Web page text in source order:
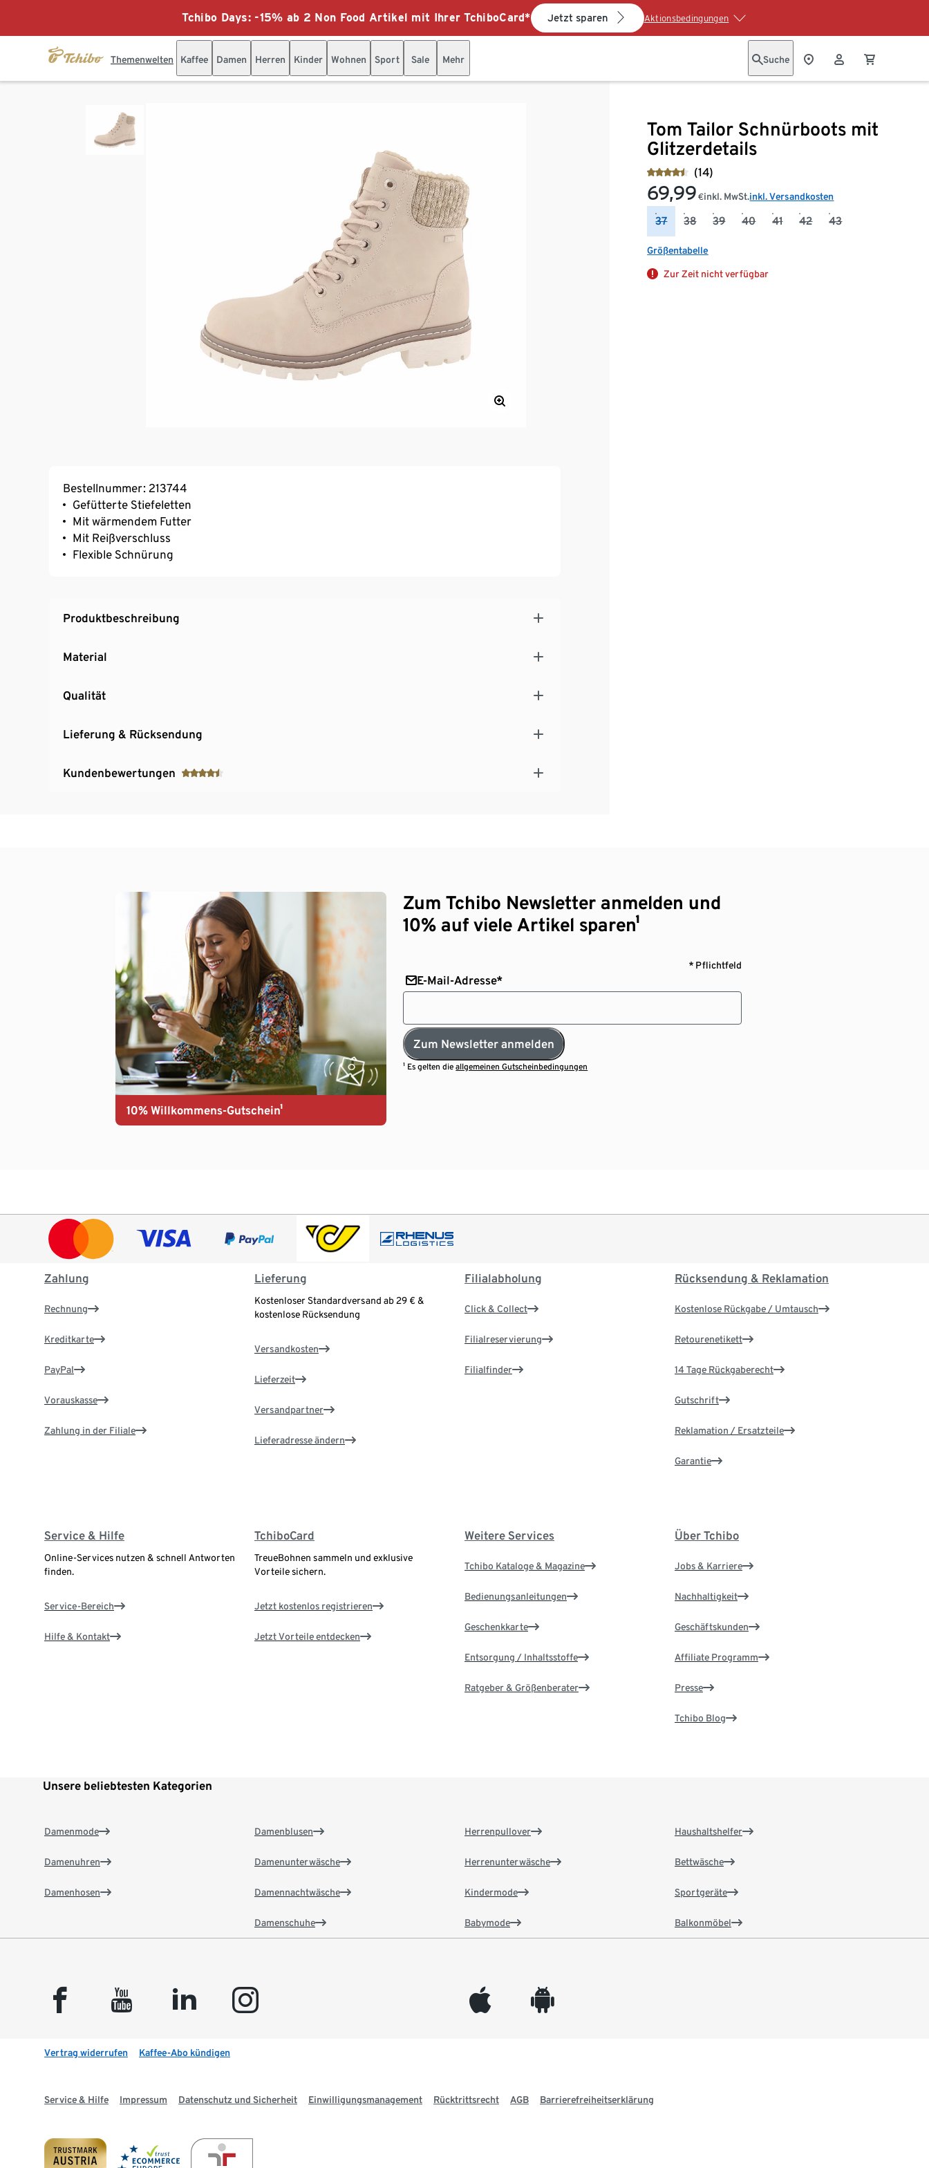
Tchibo Days: -15% ab 2 Non Food Artikel mit Ihrer TchiboCard* Jetzt sparen Aktionsbedingungen
Themenwelten Kaffee Damen Herren Kinder Wohnen Sport Sale Mehr Suche
Tom Tailor Schnürboots mit
Glitzerdetails
(14)
69,99 €inkl. MwSt.inkl. Versandkosten
37 38 39 40 41 42 43
Größentabelle
Zur Zeit nicht verfügbar
Bestellnummer: 213744
Gefütterte Stiefeletten
Mit wärmendem Futter
Mit Reißverschluss
Flexible Schnürung
Produktbeschreibung
Material
Qualität
Lieferung & Rücksendung
Kundenbewertungen
10% Willkommens-Gutschein¹
Zum Tchibo Newsletter anmelden und
10% auf viele Artikel sparen¹
* Pflichtfeld
E-Mail-Adresse*
Zum Newsletter anmelden
¹ Es gelten dieallgemeinen Gutscheinbedingungen
Zahlung
Rechnung
Kreditkarte
PayPal
Vorauskasse
Zahlung in der Filiale
Lieferung
Kostenloser Standardversand ab 29 € &
kostenlose Rücksendung
Versandkosten
Lieferzeit
Versandpartner
Lieferadresse ändern
Filialabholung
Click & Collect
Filialreservierung
Filialfinder
Rücksendung & Reklamation
Kostenlose Rückgabe / Umtausch
Retourenetikett
14 Tage Rückgaberecht
Gutschrift
Reklamation / Ersatzteile
Garantie
Service & Hilfe
Online-Services nutzen & schnell Antworten
finden.
Service-Bereich
Hilfe & Kontakt
TchiboCard
TreueBohnen sammeln und exklusive
Vorteile sichern.
Jetzt kostenlos registrieren
Jetzt Vorteile entdecken
Weitere Services
Tchibo Kataloge & Magazine
Bedienungsanleitungen
Geschenkkarte
Entsorgung / Inhaltsstoffe
Ratgeber & Größenberater
Über Tchibo
Jobs & Karriere
Nachhaltigkeit
Geschäftskunden
Affiliate Programm
Presse
Tchibo Blog
Unsere beliebtesten Kategorien
Damenmode
Damenuhren
Damenhosen
Damenblusen
Damenunterwäsche
Damennachtwäsche
Damenschuhe
Herrenpullover
Herrenunterwäsche
Kindermode
Babymode
Haushaltshelfer
Bettwäsche
Sportgeräte
Balkonmöbel
facebook youtube linkedin instagram appleinc android
Vertrag widerrufen Kaffee-Abo kündigen
Service & Hilfe Impressum Datenschutz und Sicherheit Einwilligungsmanagement Rücktrittsrecht AGB Barrierefreiheitserklärung